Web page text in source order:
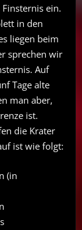
ein.
in den
liegen beim
sprechen wir
Auf
Tage alte
man aber,
ist.
die Krater
ist wie folgt:
(in